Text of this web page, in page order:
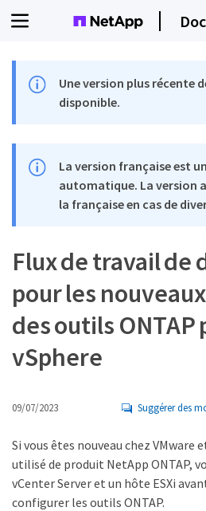
Une version plus récente
disponible.
La version française est
automatique. La version
la française en cas de
Flux de travail
pour les
des outils ONTAP
vSphere
09/07/2023 Suggérer des
Si vous êtes nouveau chez VMware
utilisé de produit NetApp ONTAP,
vCenter Server et un hôte ESXi
configurer les outils ONTAP.